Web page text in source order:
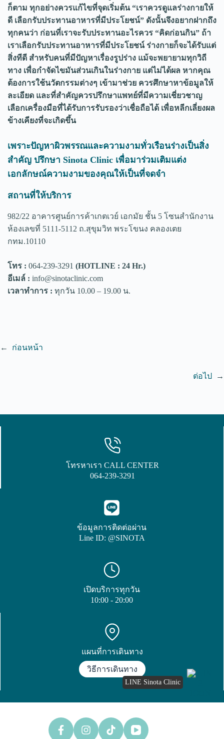
ก็ตาม ทุกอย่างควรแก้ไขที่จุดเริ่มต้น “เราควรดูแลร่างกายให้
ดี เลือกรับประทานอาหารที่มีประโยชน์” ดังนั้นจึงอยากฝากถึง
ทุกคนว่า ก่อนที่เราจะรับประทานอะไรควร “คิดก่อนกิน” ถ้า
เราเลือกรับประทานอาหารที่มีประโยชน์ ร่างกายก็จะได้รับแต่
สิ่งทีดี สำหรับคนที่มีปัญหาเรื่องรูปร่าง แม้จะพยายามทุกวิถี
ทาง เพื่อกำจัดไขมันส่วนเกินในร่างกาย แต่ไม่ได้ผล หากคุณ
ต้องการใช้นวัตกรรมต่างๆ เข้ามาช่วย ควรศึกษาหาข้อมูลให้
ละเอียด และที่สำคัญควรปรึกษาแพทย์ที่มีความเชี่ยวชาญ
เลือกเครื่องมือที่ได้รับการรับรองว่าเชื่อถือได้ เพื่อหลีกเลี่ยงผล
ข้างเคียงที่จะเกิดขึ้น
เพราะปัญหาผิวพรรณและความงามทั่วเรือนร่างเป็นสิ่ง
สำคัญ ปรึกษา Sinota Clinic เพื่อมาร่วมเติมแต่ง
เอกลักษณ์ความงามของคุณให้เป็นที่จดจำ
สถานที่ให้บริการ
982/22 อาคารศูนย์การค้าเกตเวย์ เอกมัย ชั้น 5 โซนสำนักงาน
ห้องเลขที่ 5111-5112 ถ.สุขุมวิท พระโขนง คลองเตย
กทม.10110
โทร : 064-239-3291 (HOTLINE : 24 Hr.)
อีเมล์ : info@sinotaclinic.com
เวลาทำการ : ทุกวัน 10.00 – 19.00 น.
← ก่อนหน้า
ต่อไป →
โทรหาเรา CALL CENTER
064-239-3291
ข้อมูลการติดต่อผ่าน
Line ID: @SINOTA
เปิดบริการทุกวัน
10:00 - 20:00
แผนที่การเดินทาง
วิธีการเดินทาง
LINE Sinota Clinic